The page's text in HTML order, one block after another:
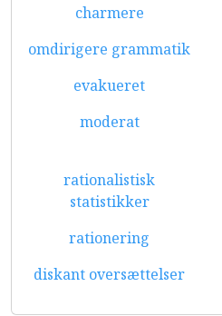
charmere
omdirigere grammatik
evakueret
moderat
rationalistisk
statistikker
rationering
diskant oversættelser